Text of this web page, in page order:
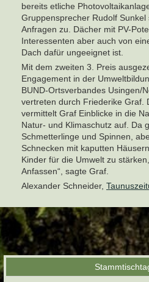
bereits etliche
Gruppensprecher Rudolf
Anfragen zu. Dächer mit PV-
Interessenten aber auch von
Dach dafür ungeeignet ist.
Mit dem zweiten 3. Preis
Engagement in der
BUND-Ortsverbandes Usingen/
vertreten durch Friederike Graf.
vermittelt Graf Einblicke in die
Natur- und Klimaschutz auf. Da
Schmetterlinge und Spinnen,
Schnecken mit kaputten
Kinder für die Umwelt zu
Anfassen“, sagte Graf.
Alexander Schneider,